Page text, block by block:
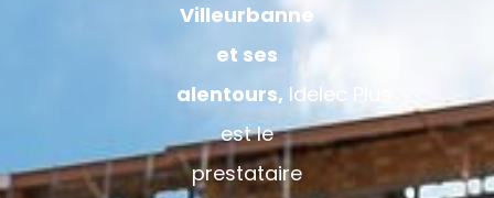
Villeurbanne
et ses
alentours, Idelec Plus
est le
prestataire